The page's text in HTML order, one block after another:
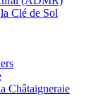
Clé de Sol
Châtaigneraie